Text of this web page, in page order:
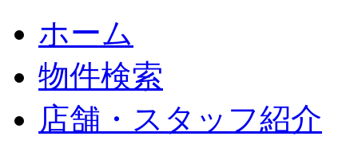
ホーム
物件検索
店舗・スタッフ紹介